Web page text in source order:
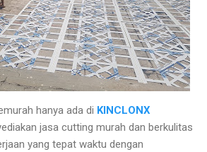
hanya ada di KINCLONX
jasa cutting murah dan berkulitas
yang tepat waktu dengan